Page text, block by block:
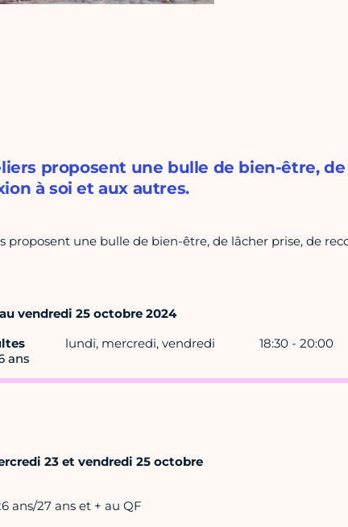
proposent une bulle de bien-être,
à soi et aux autres.
proposent une bulle de bien-être, de lâcher prise, de
vendredi 25 octobre 2024
ans
lundi, mercredi, vendredi 18:30 - 20:00
23 et vendredi 25 octobre
ans/27 ans et + au QF